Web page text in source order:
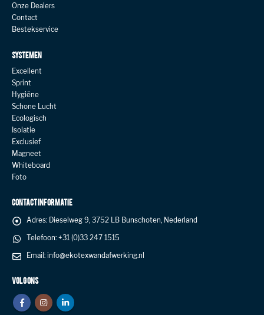
Onze Dealers
Contact
Bestekservice
SYSTEMEN
Excellent
Sprint
Hygiëne
Schone Lucht
Ecologisch
Isolatie
Exclusief
Magneet
Whiteboard
Foto
CONTACT INFORMATIE
Adres: Dieselweg 9, 3752 LB Bunschoten, Nederland
Telefoon: +31 (0)33 247 1515
Email: info@ekotexwandafwerking.nl
VOLG ONS